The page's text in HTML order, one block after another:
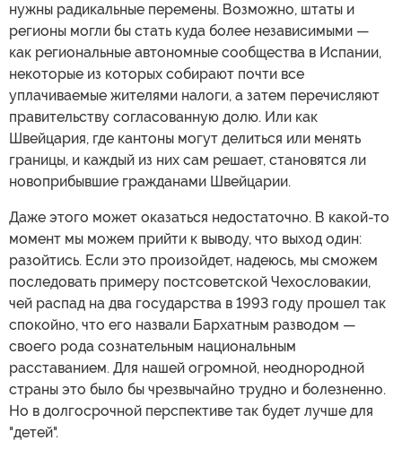
нужны радикальные перемены. Возможно, штаты и
регионы могли бы стать куда более независимыми —
как региональные автономные сообщества в Испании,
некоторые из которых собирают почти все
уплачиваемые жителями налоги, а затем перечисляют
правительству согласованную долю. Или как
Швейцария, где кантоны могут делиться или менять
границы, и каждый из них сам решает, становятся ли
новоприбывшие гражданами Швейцарии.
Даже этого может оказаться недостаточно. В какой-то
момент мы можем прийти к выводу, что выход один:
разойтись. Если это произойдет, надеюсь, мы сможем
последовать примеру постсоветской Чехословакии,
чей распад на два государства в 1993 году прошел так
спокойно, что его назвали Бархатным разводом —
своего рода сознательным национальным
расставанием. Для нашей огромной, неоднородной
страны это было бы чрезвычайно трудно и болезненно.
Но в долгосрочной перспективе так будет лучше для
"детей".